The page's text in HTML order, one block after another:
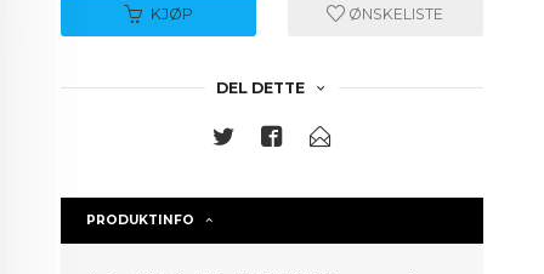
KJØP ØNSKELISTE
DEL DETTE
PRODUKTINFO